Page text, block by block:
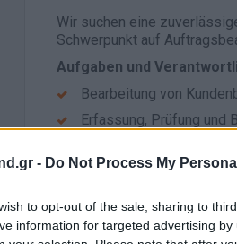
- Do Not Process My
to opt-out of the sale, sharing to
information for targeted advertising
Wir suchen eine
Schwerpunkt auf
Aufgaben und
Bearbeitung von
Erfassung, Prüfung und
Durchführung von
Unterstützung bei der
Mitwirkung bei der